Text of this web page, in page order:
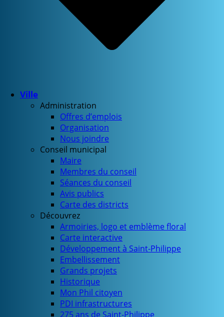
Ville
Administration
Offres d’emplois
Organisation
Nous joindre
Conseil municipal
Maire
Membres du conseil
Séances du conseil
Avis publics
Carte des districts
Découvrez
Armoiries, logo et emblème floral
Carte interactive
Développement à Saint-Philippe
Embellissement
Grands projets
Historique
Mon Phil citoyen
PDI infrastructures
275 ans de Saint-Philippe